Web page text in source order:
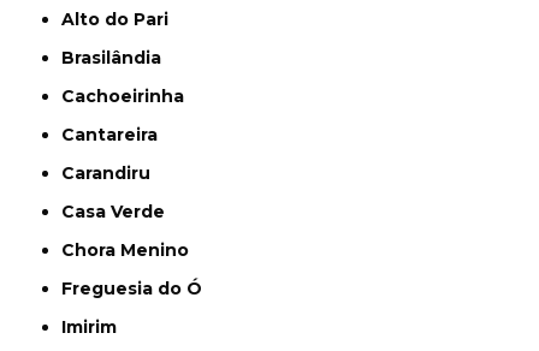
Alto do Pari
Brasilândia
Cachoeirinha
Cantareira
Carandiru
Casa Verde
Chora Menino
Freguesia do Ó
Imirim